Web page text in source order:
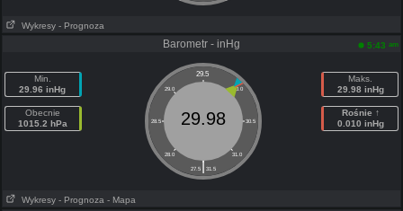
Wykresy - Prognoza
Barometr - inHg 5:43 am
Min.
29.96 inHg
Obecnie
1015.2 hPa
29.5
29.0 30.0
28.5 30.5
28.0 31.0
|
27.5 31.5
29.98
Maks.
29.98 inHg
Rośnie ↑
0.010 inHg
Wykresy - Prognoza - Mapa